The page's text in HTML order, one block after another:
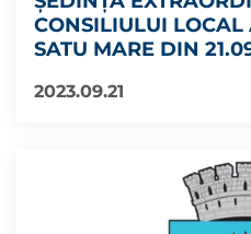
CONSILIULUI
SATU MARE DIN
2023.09.21